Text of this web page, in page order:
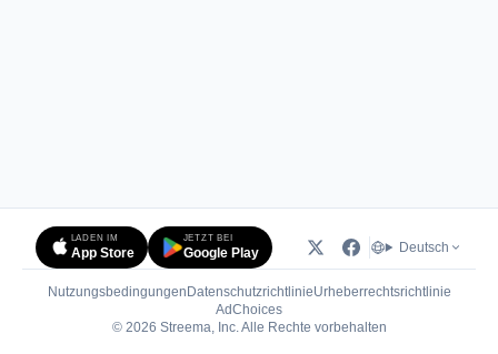
LADEN IM
App Store
JETZT BEI
Google Play Deutsch
Nutzungsbedingungen DatenschutzrichtlinieUrheberrechtsrichtlinie
AdChoices(öffnet in neuem Tab)
© 2026 Streema, Inc. Alle Rechte vorbehalten